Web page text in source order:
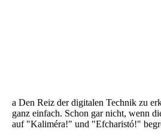
a Den Reiz der digitalen Technik zu
ganz einfach. Schon gar nicht, wenn
auf "Kaliméra!" und "Efcharistó!"